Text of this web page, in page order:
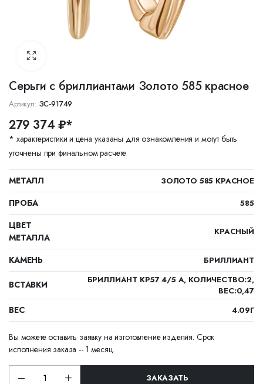
Серьги с бриллиантами Золото 585 красное
Артикул: ЗС-91749
279 374 ₽*
* характеристики и цена указаны для ознакомления и могут быть
уточнены при финальном расчете
МЕТАЛЛ ЗОЛОТО 585 КРАСНОЕ
ПРОБА 585
ЦВЕТ
МЕТАЛЛА
КРАСНЫЙ
КАМЕНЬ БРИЛЛИАНТ
ВСТАВКИ
БРИЛЛИАНТ КР57 4/5 А, КОЛИЧЕСТВО:2,
ВЕС:0,47
ВЕС 4.09Г
Вы можете оставить заявку на изготовление изделия. Срок
исполнения заказа -- 1 месяц.
ЗАКАЗАТЬ